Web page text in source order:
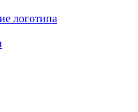
логотипа